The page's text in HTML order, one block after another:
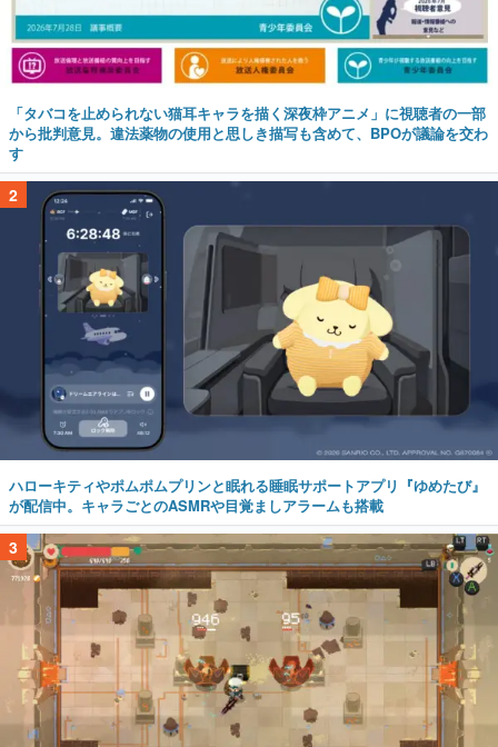
「タバコを止められない猫耳キャラを描く深夜枠アニメ」に視聴者の一部
から批判意見。違法薬物の使用と思しき描写も含めて、BPOが議論を交わ
す
2
ハローキティやポムポムプリンと眠れる睡眠サポートアプリ『ゆめたび』
が配信中。キャラごとのASMRや目覚ましアラームも搭載
3